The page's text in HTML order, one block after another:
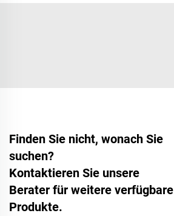
Finden Sie nicht, wonach Sie
suchen?
Kontaktieren Sie unsere
Berater für weitere verfügbare
Produkte.